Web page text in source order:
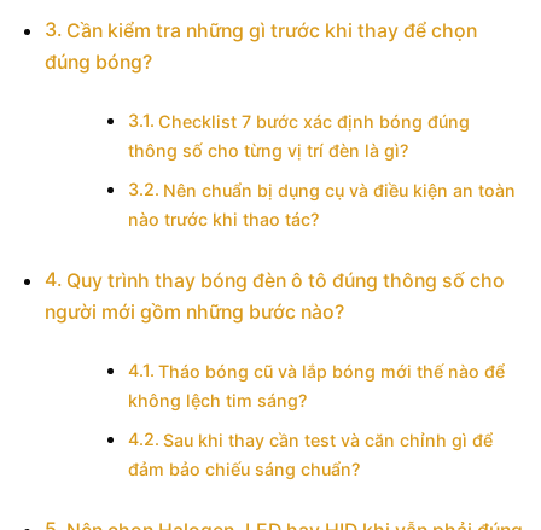
Cần kiểm tra những gì trước khi thay để chọn
đúng bóng?
Checklist 7 bước xác định bóng đúng
thông số cho từng vị trí đèn là gì?
Nên chuẩn bị dụng cụ và điều kiện an toàn
nào trước khi thao tác?
Quy trình thay bóng đèn ô tô đúng thông số cho
người mới gồm những bước nào?
Tháo bóng cũ và lắp bóng mới thế nào để
không lệch tim sáng?
Sau khi thay cần test và căn chỉnh gì để
đảm bảo chiếu sáng chuẩn?